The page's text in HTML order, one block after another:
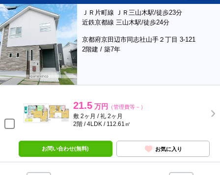
ＪＲ片町線 ＪＲ三山木駅/徒歩23分
近鉄京都線 三山木駅/徒歩24分
京都府京田辺市同志社山手２丁目 3-121
2階建 / 築7年
21.5 万円 （管理費等－）
敷 2ヶ月 / 礼 2ヶ月
2階 / 4LDK / 112.61㎡
お問い合わせ(無料) お気に入り